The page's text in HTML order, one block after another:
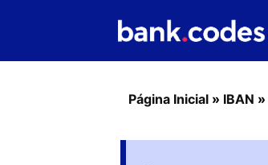
Página Inicial » IBAN »